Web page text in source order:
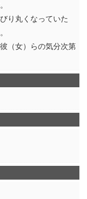
り丸くなっていた
（女）らの気分次第